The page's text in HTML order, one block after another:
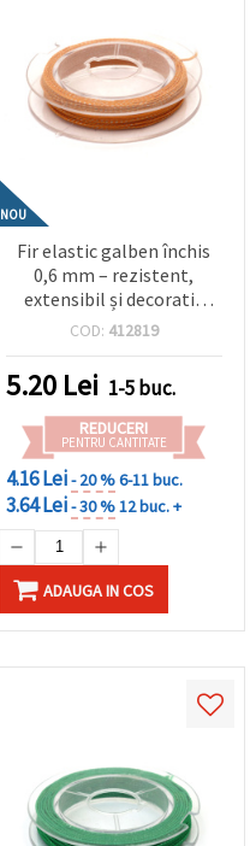
NOU
Fir elastic galben închis
0,6 mm – rezistent,
extensibil și decorativ
pentru hobby, craft și
~10 m
COD: 412819
5.20 Lei 1-5 buc.
REDUCERI
PENTRU CANTITATE
4.16 Lei- 20 %6-11 buc.
3.64 Lei- 30 %12 buc. +
ADAUGA IN COS